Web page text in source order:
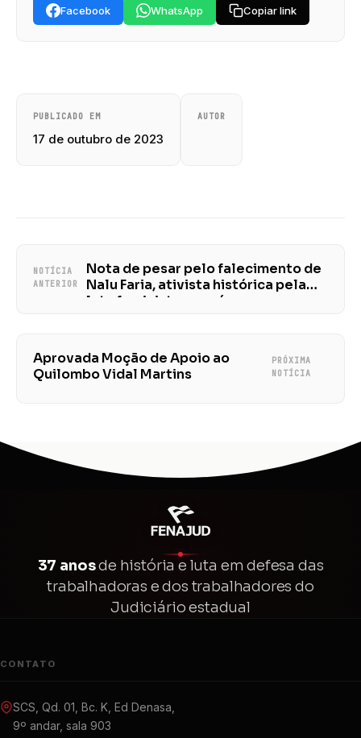
Facebook WhatsApp Copiar link
PUBLICADO EM
17 de outubro de 2023
AUTOR
NOTÍCIA
ANTERIOR
Nota de pesar pelo falecimento de
Nalu Faria, ativista histórica pela
luta feminista no país
Aprovada Moção de Apoio ao
Quilombo Vidal Martins
PRÓXIMA
NOTÍCIA
37 anosde história e luta em defesa das
trabalhadoras e dos trabalhadores do
Judiciário estadual
CONTATO
SCS, Qd. 01, Bc. K, Ed Denasa,
9º andar, sala 903